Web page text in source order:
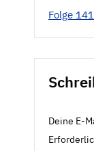
Folge
Deine E-